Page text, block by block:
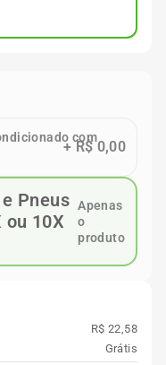
com
+R$ 0,00
Apenas
o
produto
R$ 22,58
Grátis